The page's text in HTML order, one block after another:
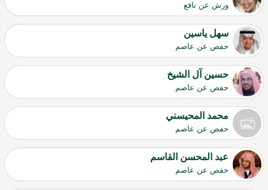
ورش عن نافع
سهل ياسين
حفص عن عاصم
حسين آل الشيخ
حفص عن عاصم
محمد المحيسني
حفص عن عاصم
عبد المحسن القاسم
حفص عن عاصم